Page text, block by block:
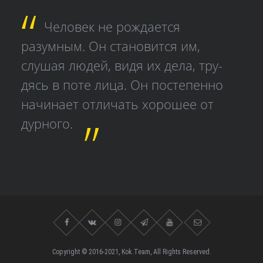
Человек не рождается
разумным. Он становится им,
слушая людей, видя их дела, тру­
дясь в поте лица. Он постепенно
начинает отличать хорошее от
дурного.
Copyright © 2016-2021, Kok.Team, All Rights Reserved.